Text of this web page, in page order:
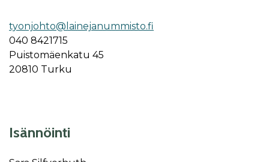
tyonjohto@lainejanummisto.fi
040 8421715
Puistomäenkatu 45
20810 Turku
Isännöinti